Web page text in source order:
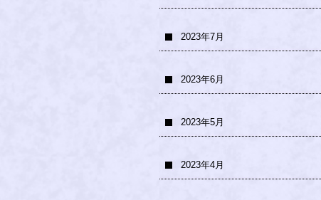
2023年7月
2023年6月
2023年5月
2023年4月